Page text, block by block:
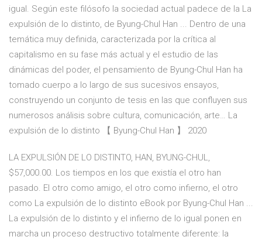
igual. Según este filósofo la sociedad actual padece de la La
expulsión de lo distinto, de Byung-Chul Han ... Dentro de una
temática muy definida, caracterizada por la crítica al
capitalismo en su fase más actual y el estudio de las
dinámicas del poder, el pensamiento de Byung-Chul Han ha
tomado cuerpo a lo largo de sus sucesivos ensayos,
construyendo un conjunto de tesis en las que confluyen sus
numerosos análisis sobre cultura, comunicación, arte… La
expulsión de lo distinto 【 Byung-Chul Han 】 2020
LA EXPULSIÓN DE LO DISTINTO, HAN, BYUNG-CHUL,
$57,000.00. Los tiempos en los que existía el otro han
pasado. El otro como amigo, el otro como infierno, el otro
como La expulsión de lo distinto eBook por Byung-Chul Han ...
La expulsión de lo distinto y el infierno de lo igual ponen en
marcha un proceso destructivo totalmente diferente: la